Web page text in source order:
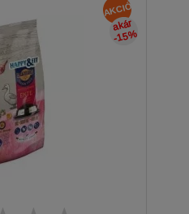
AKCIÓ
akár
-15
%